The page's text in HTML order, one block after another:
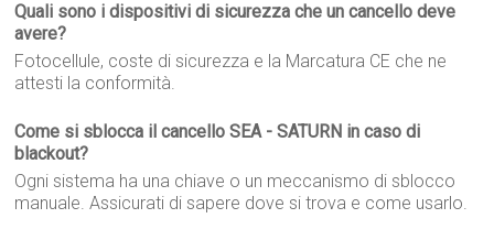
Quali sono i dispositivi di sicurezza che un cancello deve
avere?
Fotocellule, coste di sicurezza e la Marcatura CE che ne
attesti la conformità.
Come si sblocca il cancello SEA - SATURN in caso di
blackout?
Ogni sistema ha una chiave o un meccanismo di sblocco
manuale. Assicurati di sapere dove si trova e come usarlo.